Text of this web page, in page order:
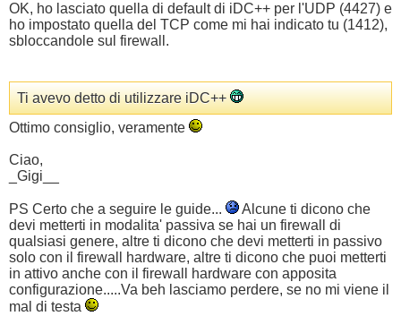
OK, ho lasciato quella di default di iDC++ per l'UDP (4427) e
ho impostato quella del TCP come mi hai indicato tu (1412),
sbloccandole sul firewall.
Ti avevo detto di utilizzare iDC++
Ottimo consiglio, veramente
Ciao,
_Gigi__
PS Certo che a seguire le guide...
Alcune ti dicono che
devi metterti in modalita' passiva se hai un firewall di
qualsiasi genere, altre ti dicono che devi metterti in passivo
solo con il firewall hardware, altre ti dicono che puoi metterti
in attivo anche con il firewall hardware con apposita
configurazione.....Va beh lasciamo perdere, se no mi viene il
mal di testa